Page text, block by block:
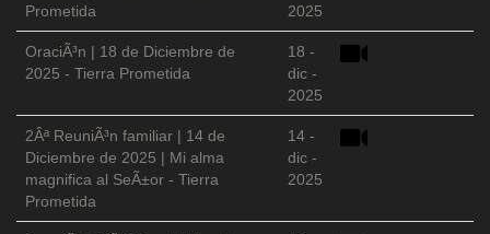
Prometida
2025
OraciÃ³n | 18 de Diciembre de
2025 - Tierra Prometida
18 -
dic -
2025
2Âª ReuniÃ³n familiar | 14 de
Diciembre de 2025 | Mi alma
magnifica al SeÃ±or - Tierra
Prometida
14 -
dic -
2025